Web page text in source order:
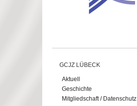
GCJZ LÜBECK
Aktuell
Geschichte
Mitgliedschaft / Datenschutz